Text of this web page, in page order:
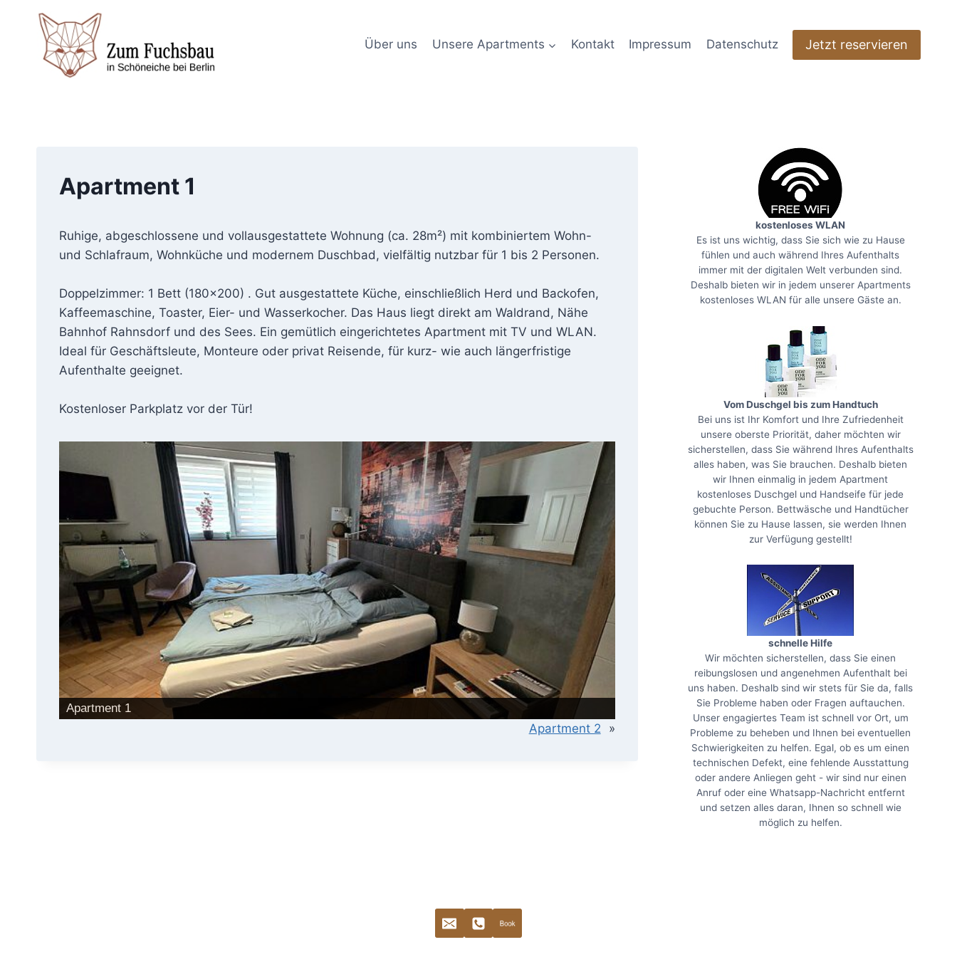
springen
Über uns Unsere Apartments Kontakt Impressum Datenschutz Jetzt reservieren
Apartment 1
Ruhige, abgeschlossene und vollausgestattete Wohnung (ca. 28m²) mit kombiniertem Wohn-
und Schlafraum, Wohnküche und modernem Duschbad, vielfältig nutzbar für 1 bis 2 Personen.
Doppelzimmer: 1 Bett (180×200) . Gut ausgestattete Küche, einschließlich Herd und Backofen,
Kaffeemaschine, Toaster, Eier- und Wasserkocher. Das Haus liegt direkt am Waldrand, Nähe
Bahnhof Rahnsdorf und des Sees. Ein gemütlich eingerichtetes Apartment mit TV und WLAN.
Ideal für Geschäftsleute, Monteure oder privat Reisende, für kurz- wie auch längerfristige
Aufenthalte geeignet.
Kostenloser Parkplatz vor der Tür!
Apartment 1
Apartment 2 »
kostenloses WLAN
Es ist uns wichtig, dass Sie sich wie zu Hause
fühlen und auch während Ihres Aufenthalts
immer mit der digitalen Welt verbunden sind.
Deshalb bieten wir in jedem unserer Apartments
kostenloses WLAN für alle unsere Gäste an.
Vom Duschgel bis zum Handtuch
Bei uns ist Ihr Komfort und Ihre Zufriedenheit
unsere oberste Priorität, daher möchten wir
sicherstellen, dass Sie während Ihres Aufenthalts
alles haben, was Sie brauchen. Deshalb bieten
wir Ihnen einmalig in jedem Apartment
kostenloses Duschgel und Handseife für jede
gebuchte Person. Bettwäsche und Handtücher
können Sie zu Hause lassen, sie werden Ihnen
zur Verfügung gestellt!
schnelle Hilfe
Wir möchten sicherstellen, dass Sie einen
reibungslosen und angenehmen Aufenthalt bei
uns haben. Deshalb sind wir stets für Sie da, falls
Sie Probleme haben oder Fragen auftauchen.
Unser engagiertes Team ist schnell vor Ort, um
Probleme zu beheben und Ihnen bei eventuellen
Schwierigkeiten zu helfen. Egal, ob es um einen
technischen Defekt, eine fehlende Ausstattung
oder andere Anliegen geht - wir sind nur einen
Anruf oder eine Whatsapp-Nachricht entfernt
und setzen alles daran, Ihnen so schnell wie
möglich zu helfen.